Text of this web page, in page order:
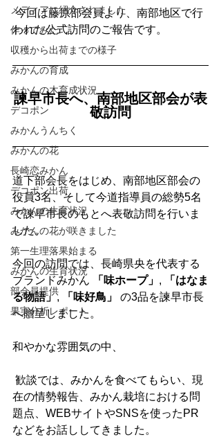
メディアに紹介されました
作ってみた
収穫から出荷までの様子
みかんの育成
みかんの木育成状況
デコポン
みかんうんちく
みかんの花
長崎恋みかん
デコポン出荷
みかんの生育状況
みかんの花が咲きました
第一生理落果始まる
みかんの生育状況
部会員提供
果実分析レポート
今回は藤原部会員より、南部地区で行
われた公式訪問のご報告です。
諫早市長へ、南部地区部会が表
敬訪問
道下部会長をはじめ、南部地区部会の
役員3名、そして今道指導員の総勢5名
で諫早市長のもとへ表敬訪問を行いま
した。
今回の訪問では、長崎県央を代表する
ブランドみかん
「味ホープ」 ,
「はなま
る物語」, 「味好鳥」
の3品を諫早市長
へ贈呈しました。
和やかな雰囲気の中、
歓談では、みかんを食べてもらい、現
在の情勢報告、みかん栽培における問
題点、WEBサイトやSNSを使ったPR
などをお話ししてきました。